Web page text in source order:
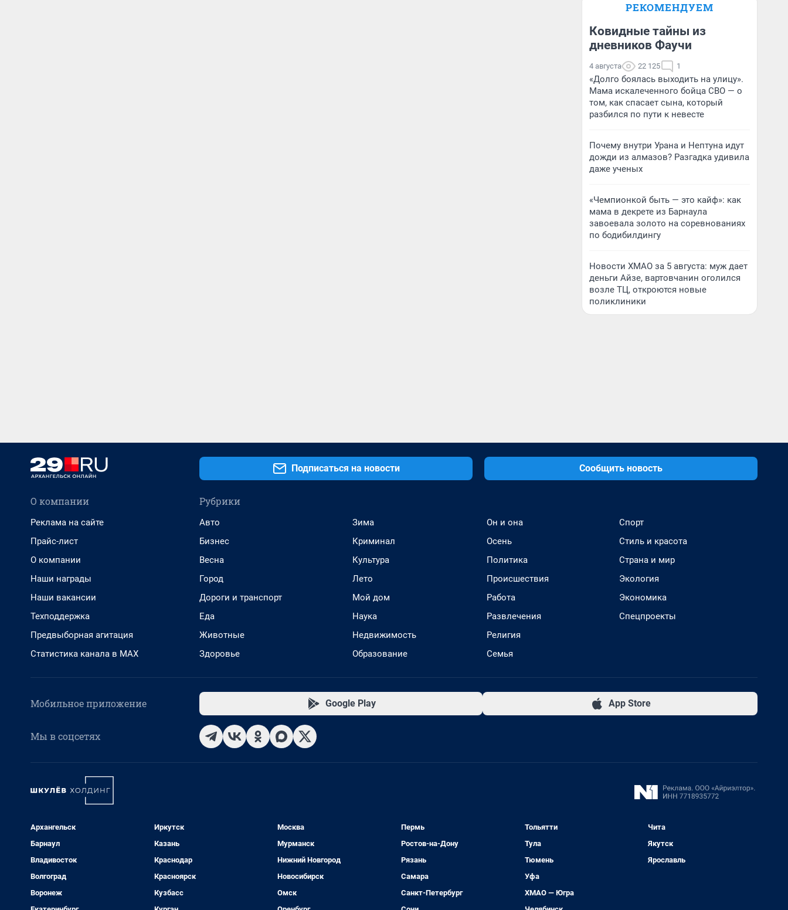
РЕКОМЕНДУЕМ
Ковидные тайны из
дневников Фаучи
4 августа 22 125 1
«Долго боялась выходить на улицу».
Мама искалеченного бойца СВО — о
том, как спасает сына, который
разбился по пути к невесте
Почему внутри Урана и Нептуна идут
дожди из алмазов? Разгадка удивила
даже ученых
«Чемпионкой быть — это кайф»: как
мама в декрете из Барнаула
завоевала золото на соревнованиях
по бодибилдингу
Новости ХМАО за 5 августа: муж дает
деньги Айзе, вартовчанин оголился
возле ТЦ, откроются новые
поликлиники
Подписаться на новости Сообщить новость
О компании
Реклама на сайте
Прайс-лист
О компании
Наши награды
Наши вакансии
Техподдержка
Предвыборная агитация
Статистика канала в MAX
Рубрики
Авто
Бизнес
Весна
Город
Дороги и транспорт
Еда
Животные
Здоровье
Зима
Криминал
Культура
Лето
Мой дом
Наука
Недвижимость
Образование
Он и она
Осень
Политика
Происшествия
Работа
Развлечения
Религия
Семья
Спорт
Стиль и красота
Страна и мир
Экология
Экономика
Спецпроекты
Мобильное приложение Google Play App Store
Мы в соцсетях
Архангельск
Барнаул
Владивосток
Волгоград
Воронеж
Иркутск
Казань
Краснодар
Красноярск
Кузбасс
Москва
Мурманск
Нижний Новгород
Новосибирск
Омск
Пермь
Ростов-на-Дону
Рязань
Самара
Санкт-Петербург
Тольятти
Тула
Тюмень
Уфа
ХМАО — Югра
Чита
Якутск
Ярославль